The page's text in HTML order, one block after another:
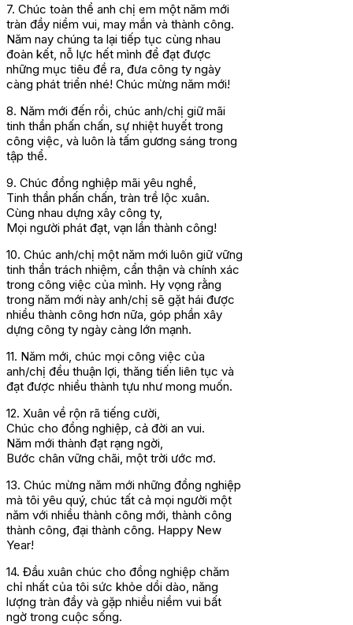
7. Chúc toàn thể anh chị em một năm mới
tràn đầy niềm vui, may mắn và thành công.
Năm nay chúng ta lại tiếp tục cùng nhau
đoàn kết, nỗ lực hết mình để đạt được
những mục tiêu đề ra, đưa công ty ngày
càng phát triển nhé! Chúc mừng năm mới!
8. Năm mới đến rồi, chúc anh/chị giữ mãi
tinh thần phấn chấn, sự nhiệt huyết trong
công việc, và luôn là tấm gương sáng trong
tập thể.
9. Chúc đồng nghiệp mãi yêu nghề,
Tinh thần phấn chấn, tràn trề lộc xuân.
Cùng nhau dựng xây công ty,
Mọi người phát đạt, vạn lần thành công!
10. Chúc anh/chị một năm mới luôn giữ vững
tinh thần trách nhiệm, cẩn thận và chính xác
trong công việc của mình. Hy vọng rằng
trong năm mới này anh/chị sẽ gặt hái được
nhiều thành công hơn nữa, góp phần xây
dựng công ty ngày càng lớn mạnh.
11. Năm mới, chúc mọi công việc của
anh/chị đều thuận lợi, thăng tiến liên tục và
đạt được nhiều thành tựu như mong muốn.
12. Xuân về rộn rã tiếng cười,
Chúc cho đồng nghiệp, cả đời an vui.
Năm mới thành đạt rạng ngời,
Bước chân vững chãi, một trời ước mơ.
13. Chúc mừng năm mới những đồng nghiệp
mà tôi yêu quý, chúc tất cả mọi người một
năm với nhiều thành công mới, thành công
thành công, đại thành công. Happy New
Year!
14. Đầu xuân chúc cho đồng nghiệp chăm
chỉ nhất của tôi sức khỏe dồi dào, năng
lượng tràn đầy và gặp nhiều niềm vui bất
ngờ trong cuộc sống.